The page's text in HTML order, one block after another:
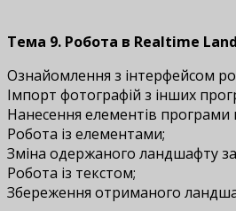
Тема 9. Робота в Realtime
Ознайомлення з інтерфейсом
Імпорт фотографій з інших
Нанесення елементів
Робота із елементами;
Зміна одержаного ландшафту
Робота із текстом;
Збереження отриманого